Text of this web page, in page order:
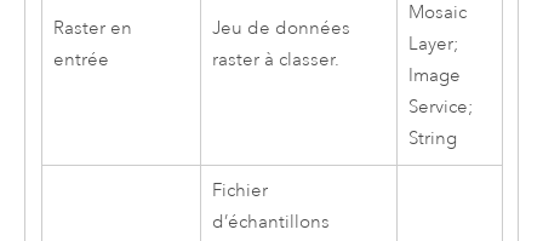
Raster en
entrée
Jeu de données
raster à classer.
Mosaic
Layer;
Image
Service;
String
Fichier
d’échantillons